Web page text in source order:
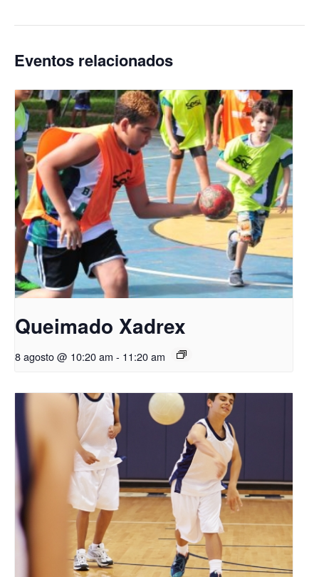
Eventos relacionados
Queimado Xadrex
8 agosto @ 10:20 am - 11:20 am